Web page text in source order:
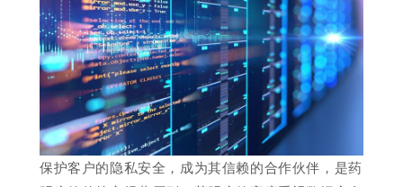
保护客户的隐私安全，成为其信赖的合作伙伴，是药